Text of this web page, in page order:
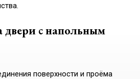
двери с напольным
поверхности и проёма